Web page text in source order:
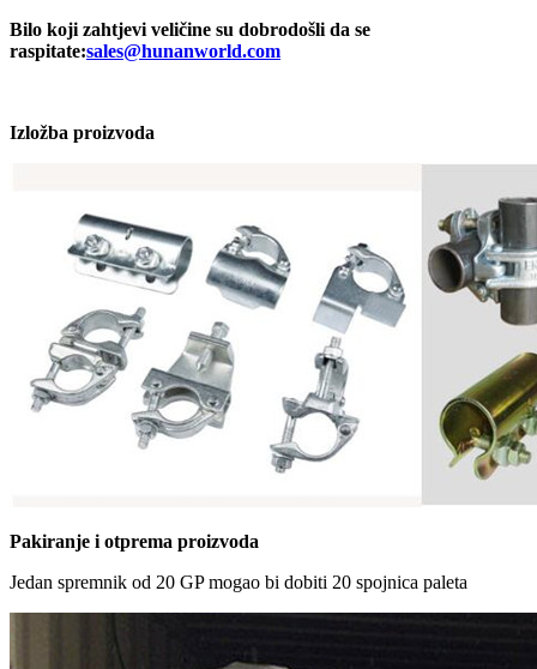
Bilo koji zahtjevi veličine su dobrodošli da se
raspitate:sales@hunanworld.com
Izložba proizvoda
Pakiranje i otprema proizvoda
Jedan spremnik od 20 GP mogao bi dobiti 20 spojnica paleta